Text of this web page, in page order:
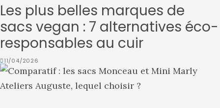
Les plus belles marques de
sacs vegan : 7 alternatives éco-
responsables au cuir
11/04/2026